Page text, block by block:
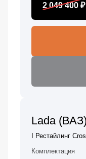
2 049 400 ₽
Lada
I Рестайлинг
Комплектация